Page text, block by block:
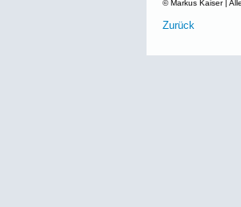
© Markus Kaiser |
Zurück